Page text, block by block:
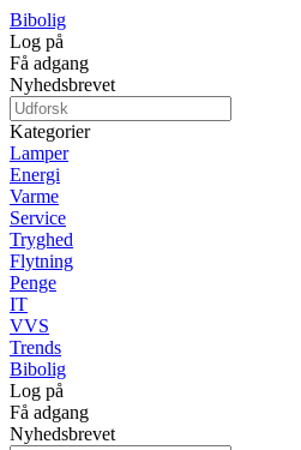
Bibolig
Log på
Få adgang
Nyhedsbrevet
Kategorier
Lamper
Energi
Varme
Service
Tryghed
Flytning
Penge
IT
VVS
Trends
Bibolig
Log på
Få adgang
Nyhedsbrevet